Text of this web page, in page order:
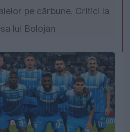
pe cărbune. Critici la
lui Bolojan